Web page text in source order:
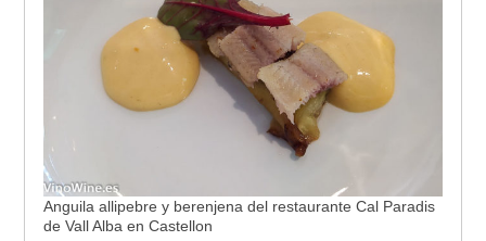
Anguila allipebre y berenjena del restaurante Cal Paradis
de Vall Alba en Castellon